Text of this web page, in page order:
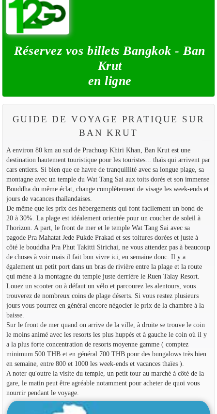
Réservez vos billets Bangkok - Ban
Krut
en ligne
GUIDE DE VOYAGE PRATIQUE SUR
BAN KRUT
A environ 80 km au sud de Prachuap Khiri Khan, Ban Krut est une
destination hautement touristique pour les touristes... thaïs qui arrivent par
cars entiers. Si bien que ce havre de tranquillité avec sa longue plage, sa
montagne avec un temple du Wat Tang Sai aux toits dorés et son immense
Bouddha du même éclat, change complètement de visage les week-ends et
jours de vacances thaïlandaises.
De même que les prix des hébergements qui font facilement un bond de
20 à 30%. La plage est idéalement orientée pour un coucher de soleil à
l'horizon. A part, le front de mer et le temple Wat Tang Sai avec sa
pagode Pra Mahatat Jede Pukde Prakad et ses toitures dorées et juste à
côté le bouddha Pra Phut Takitti Sirichai, ne vous attendez pas à beaucoup
de choses à voir mais il fait bon vivre ici, en semaine donc. Il y a
également un petit port dans un bras de rivière entre la plage et la route
qui mène à la montagne du temple juste derrière le Ruen Talay Resort.
Louez un scooter ou à défaut un vélo et parcourez les alentours, vous
trouverez de nombreux coins de plage déserts. Si vous restez plusieurs
jours vous pourrez en général encore négocier le prix de la chambre à la
baisse.
Sur le front de mer quand on arrive de la ville, à droite se trouve le coin
le moins animé avec les resorts les plus huppés et à gauche le coin où il y
a la plus forte concentration de resorts moyenne gamme ( comptez
minimum 500 THB et en général 700 THB pour des bungalows très bien
en semaine, entre 800 et 1000 les week-ends et vacances thaïes ).
A noter qu'outre la visite du temple, un petit tour au marché à côté de la
gare, le matin peut être agréable notamment pour acheter de quoi vous
nourrir pendant le voyage.